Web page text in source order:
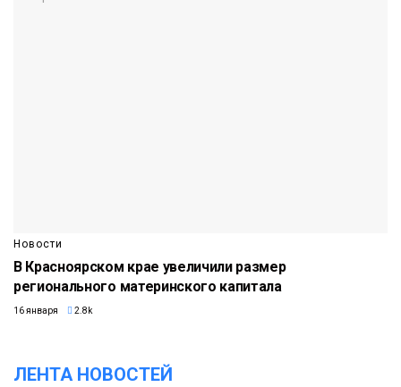
Новости
В Красноярском крае увеличили размер
регионального материнского капитала
16 января 2.8k
ЛЕНТА НОВОСТЕЙ